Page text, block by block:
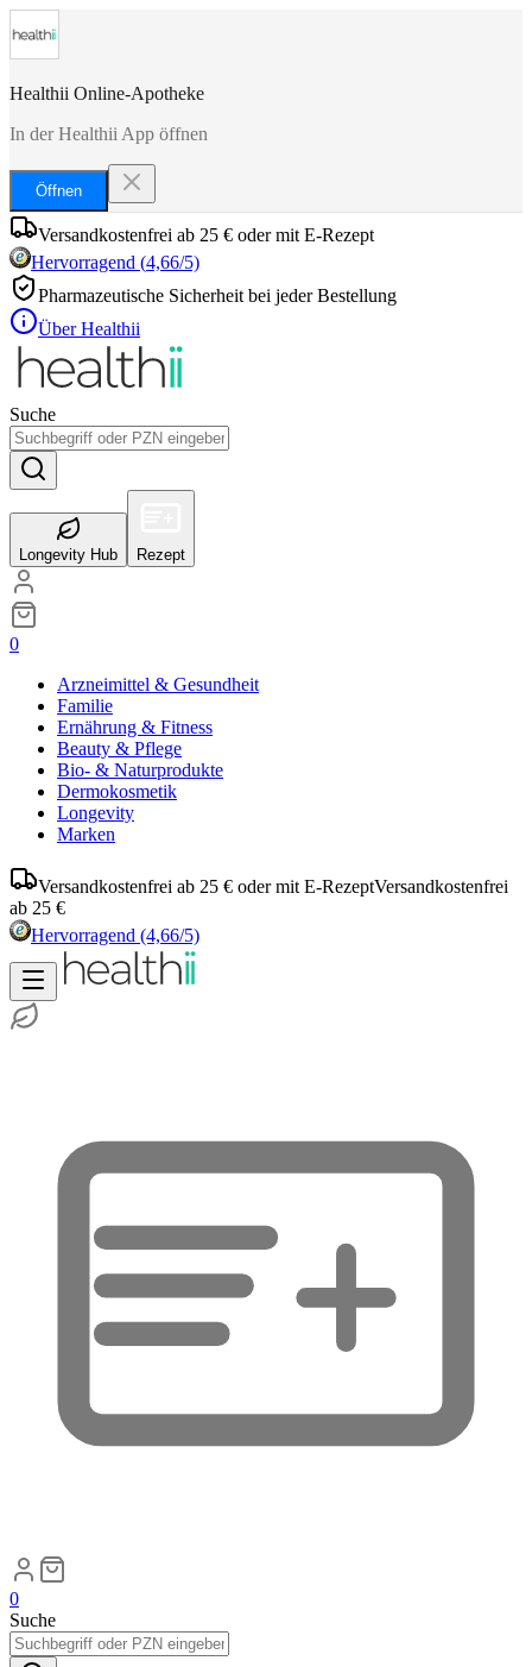
Healthii Online-Apotheke
In der Healthii App öffnen
Öffnen
Versandkostenfrei ab 25 € oder mit E-Rezept
Hervorragend (4,66/5)
Pharmazeutische Sicherheit bei jeder Bestellung
Über Healthii
Suche
Longevity Hub Rezept
0
Arzneimittel & Gesundheit
Familie
Ernährung & Fitness
Beauty & Pflege
Bio- & Naturprodukte
Dermokosmetik
Longevity
Marken
Versandkostenfrei ab 25 € oder mit E-RezeptVersandkostenfrei
ab 25 €
Hervorragend (4,66/5)
0
Suche